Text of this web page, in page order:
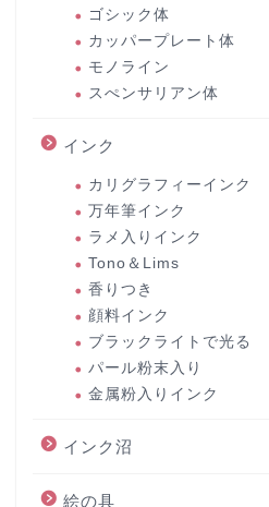
ゴシック体
カッパープレート体
モノライン
スぺンサリアン体
インク
カリグラフィーインク
万年筆インク
ラメ入りインク
Tono＆Lims
香りつき
顔料インク
ブラックライトで光る
パール粉末入り
金属粉入りインク
インク沼
絵の具